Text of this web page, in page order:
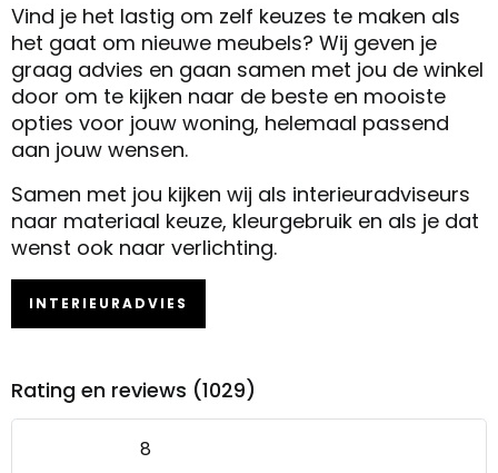
Vind je het lastig om zelf keuzes te maken als
het gaat om nieuwe meubels? Wij geven je
graag advies en gaan samen met jou de winkel
door om te kijken naar de beste en mooiste
opties voor jouw woning, helemaal passend
aan jouw wensen.
Samen met jou kijken wij als interieuradviseurs
naar materiaal keuze, kleurgebruik en als je dat
wenst ook naar verlichting.
INTERIEURADVIES
Rating en reviews (1029)
8